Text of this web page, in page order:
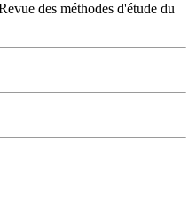
des méthodes d'étude du